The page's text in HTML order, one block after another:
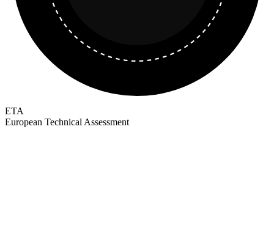
ETA
European Technical Assessment